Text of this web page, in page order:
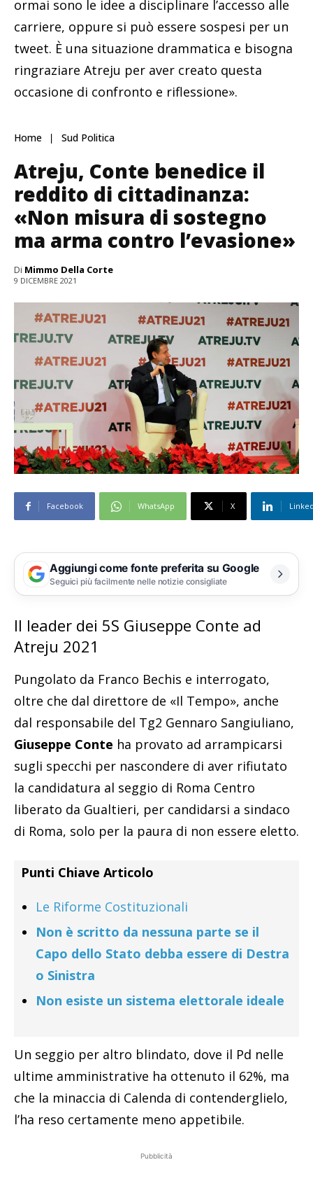
ormai sono le idee a disciplinare l’accesso alle
carriere, oppure si può essere sospesi per un
tweet. È una situazione drammatica e bisogna
ringraziare Atreju per aver creato questa
occasione di confronto e riflessione».
Home Sud Politica
Atreju, Conte benedice il
reddito di cittadinanza:
«Non misura di sostegno
ma arma contro l’evasione»
Di Mimmo Della Corte
9 DICEMBRE 2021
Facebook WhatsApp X
Aggiungi come fonte preferita su Google
Seguici più facilmente nelle notizie consigliate
Il leader dei 5S Giuseppe Conte ad
Atreju 2021
Pungolato da Franco Bechis e interrogato,
oltre che dal direttore de «Il Tempo», anche
dal responsabile del Tg2 Gennaro Sangiuliano,
Giuseppe Conte ha provato ad arrampicarsi
sugli specchi per nascondere di aver rifiutato
la candidatura al seggio di Roma Centro
liberato da Gualtieri, per candidarsi a sindaco
di Roma, solo per la paura di non essere eletto.
Punti Chiave Articolo
Le Riforme Costituzionali
Non è scritto da nessuna parte se il
Capo dello Stato debba essere di Destra
o Sinistra
Non esiste un sistema elettorale ideale
Un seggio per altro blindato, dove il Pd nelle
ultime amministrative ha ottenuto il 62%, ma
che la minaccia di Calenda di contenderglielo,
l’ha reso certamente meno appetibile.
Pubblicità